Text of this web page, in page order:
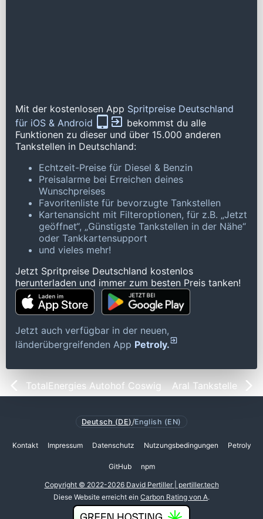
Mit der kostenlosen App Spritpreise Deutschland
für iOS & Android
bekommst du alle
Funktionen zu dieser und über 15.000 anderen
Tankstellen in Deutschland:
Echtzeit-Preise für Diesel & Benzin
Preisalarme bei Erreichen deines
Wunschpreises
Favoritenliste für bevorzugte Tankstellen
Kartenansicht mit Filteroptionen, für z.B. „Jetzt
geöffnet“, „Günstigste Tankstellen in der Nähe“
oder Tankkartensupport
und vieles mehr!
Jetzt Spritpreise Deutschland kostenlos
herunterladen und immer zum besten Preis tanken!
Jetzt auch verfügbar in der neuen,
länderübergreifenden App Petroly.
TotalEnergies Autohof Coswig Aral Tankstelle
Deutsch (DE) /English (EN)
Kontakt Impressum Datenschutz Nutzungsbedingungen Petroly
GitHub npm
Copyright © 2022-2026 David Pertiller | pertiller.tech
Diese Website erreicht ein Carbon Rating von A.